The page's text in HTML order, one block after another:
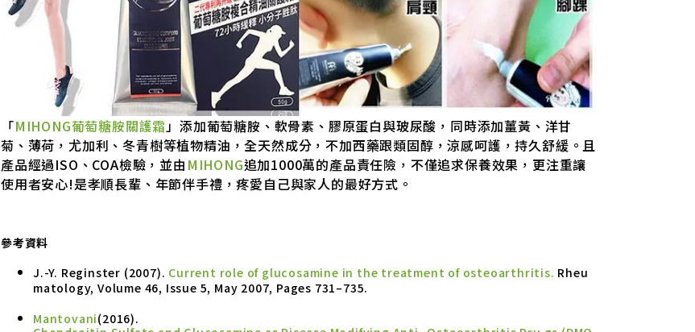
「MIHONG葡萄糖胺關護霜」添加葡萄糖胺、軟骨素、膠原蛋白與玻尿酸，同時添加薑黃、洋甘
菊、薄荷，尤加利、冬青樹等植物精油，全天然成分，不加西藥跟類固醇，涼感呵護，持久舒緩。且
產品經過ISO、COA檢驗，並由 MIHONG追加1000萬的產品責任險，不僅追求保養效果，更注重讓
使用者安心!是孝順長輩、年節伴手禮，疼愛自己與家人的最好方式。
參考資料
J.-Y. Reginster (2007). Current role of glucosamine in the treatment of osteoarthritis. Rheu
matology, Volume 46, Issue 5, May 2007, Pages 731–735.
Mantovani(2016).